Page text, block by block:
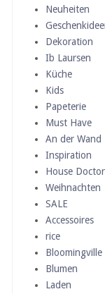
Neuheiten
Dekoration
Ib Laursen
Küche
Kids
Papeterie
Must Have
An der Wand
Inspiration
House Doctor
Weihnachten
SALE
Accessoires
rice
Bloomingville
Blumen
Laden